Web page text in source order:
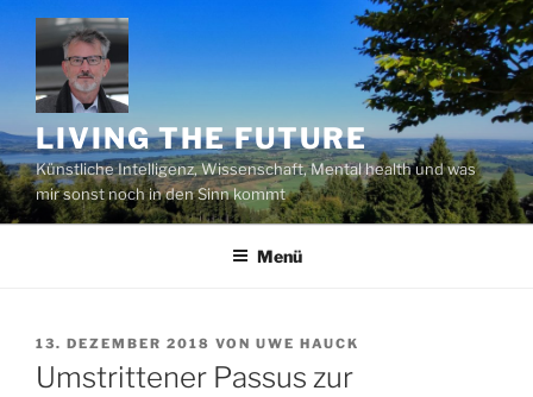
Zum
Inhalt
springen
LIVING THE FUTURE
Künstliche Intelligenz, Wissenschaft, Mental health und was
mir sonst noch in den Sinn kommt
Menü
VERÖFFENTLICHT
AM
13. DEZEMBER 2018 VON UWE HAUCK
Umstrittener Passus zur